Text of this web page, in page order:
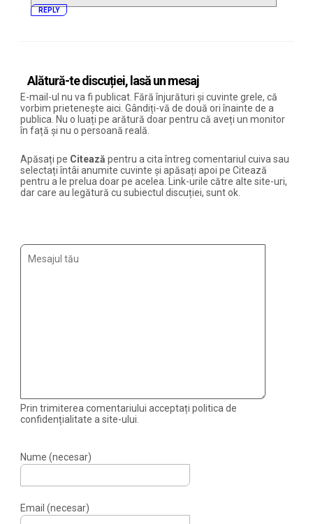
REPLY
Alătură-te discuției, lasă un mesaj
E-mail-ul nu va fi publicat. Fără înjurături și cuvinte grele, că
vorbim prietenește aici. Gândiți-vă de două ori înainte de a
publica. Nu o luați pe arătură doar pentru că aveți un monitor
în față și nu o persoană reală.
Apăsați pe Citează pentru a cita întreg comentariul cuiva sau
selectați întâi anumite cuvinte și apăsați apoi pe Citează
pentru a le prelua doar pe acelea. Link-urile către alte site-uri,
dar care au legătură cu subiectul discuției, sunt ok.
Prin trimiterea comentariului acceptați politica de
confidențialitate a site-ului.
Nume (necesar)
Email (necesar)